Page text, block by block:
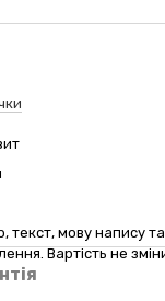
текст, мову напису
Вартість не